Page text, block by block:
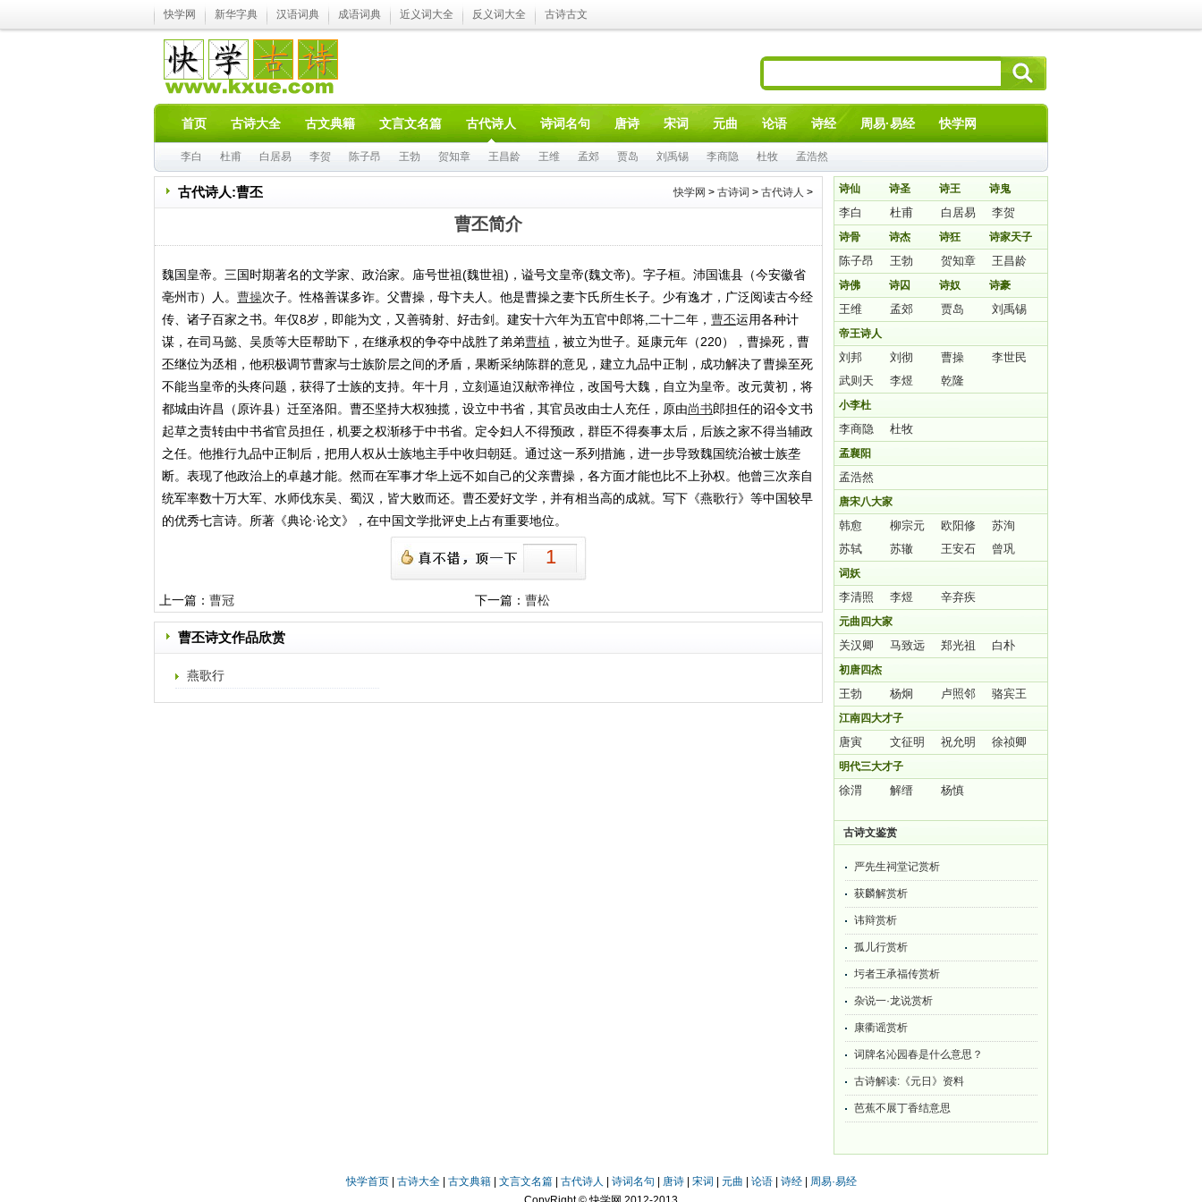
快学网 新华字典 汉语词典 成语词典 近义词大全 反义词大全 古诗古文
首页 古诗大全 古文典籍 文言文名篇 古代诗人 诗词名句 唐诗 宋词 元曲 论语 诗经 周易·易经 快学网
李白 杜甫 白居易 李贺 陈子昂 王勃 贺知章 王昌龄 王维 孟郊 贾岛 刘禹锡 李商隐 杜牧 孟浩然
古代诗人:曹丕 快学网 > 古诗词 > 古代诗人 >
曹丕简介
魏国皇帝。三国时期著名的文学家、政治家。庙号世祖(魏世祖)，谥号文皇帝(魏文帝)。字子桓。沛国谯县（今安徽省
亳州市）人。 曹操次子。性格善谋多诈。父曹操，母卞夫人。他是曹操之妻卞氏所生长子。少有逸才，广泛阅读古今经
传、诸子百家之书。年仅8岁，即能为文，又善骑射、好击剑。建安十六年为五官中郎将,二十二年， 曹丕运用各种计
谋，在司马懿、吴质等大臣帮助下，在继承权的争夺中战胜了弟弟曹植 ，被立为世子。延康元年（220），曹操死，曹
丕继位为丞相，他积极调节曹家与士族阶层之间的矛盾，果断采纳陈群的意见，建立九品中正制，成功解决了曹操至死
不能当皇帝的头疼问题，获得了士族的支持。年十月，立刻逼迫汉献帝禅位，改国号大魏，自立为皇帝。改元黄初，将
都城由许昌（原许县）迁至洛阳。曹丕坚持大权独揽，设立中书省，其官员改由士人充任，原由尚书郎担任的诏令文书
起草之责转由中书省官员担任，机要之权渐移于中书省。定令妇人不得预政，群臣不得奏事太后，后族之家不得当辅政
之任。他推行九品中正制后，把用人权从士族地主手中收归朝廷。通过这一系列措施，进一步导致魏国统治被士族垄
断。表现了他政治上的卓越才能。然而在军事才华上远不如自己的父亲曹操，各方面才能也比不上孙权。他曾三次亲自
统军率数十万大军、水师伐东吴、蜀汉，皆大败而还。曹丕爱好文学，并有相当高的成就。写下《燕歌行》等中国较早
的优秀七言诗。所著《典论·论文》，在中国文学批评史上占有重要地位。
1
上一篇： 曹冠 下一篇：曹松
曹丕诗文作品欣赏
燕歌行
诗仙 诗圣 诗王 诗鬼
李白 杜甫 白居易 李贺
诗骨 诗杰 诗狂 诗家天子
陈子昂 王勃 贺知章 王昌龄
诗佛 诗囚 诗奴 诗豪
王维 孟郊 贾岛 刘禹锡
帝王诗人
刘邦 刘彻 曹操
李世民
武则天
李煜 乾隆
小李杜
李商隐 杜牧
孟襄阳
孟浩然
唐宋八大家
韩愈 柳宗元 欧阳修
苏洵
苏轼
苏辙 王安石 曾巩
词妖
李清照 李煜 辛弃疾
元曲四大家
关汉卿 马致远 郑光祖 白朴
初唐四杰
王勃 杨炯 卢照邻 骆宾王
江南四大才子
唐寅 文征明 祝允明 徐祯卿
明代三大才子
徐渭 解缙 杨慎
古诗文鉴赏
严先生祠堂记赏析
获麟解赏析
讳辩赏析
孤儿行赏析
圬者王承福传赏析
杂说一·龙说赏析
康衢谣赏析
词牌名沁园春是什么意思？
古诗解读:《元日》资料
芭蕉不展丁香结意思
快学首页| 古诗大全| 古文典籍| 文言文名篇| 古代诗人 诗词名句 唐诗| 宋词 元曲 论语| 诗经|
周易·易经